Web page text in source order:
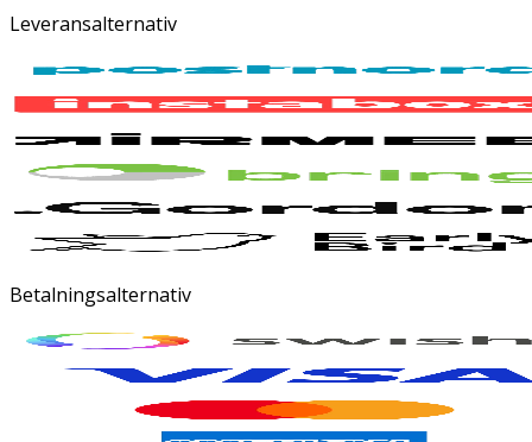
Leveransalternativ
Betalningsalternativ